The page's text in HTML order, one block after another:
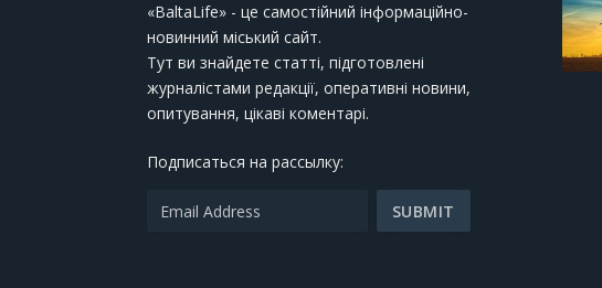
«BaltaLife» - це самостійний інформаційно-
новинний міський сайт.
Тут ви знайдете статті, підготовлені
журналістами редакції, оперативні новини,
опитування, цікаві коментарі.
Подписаться на рассылку: